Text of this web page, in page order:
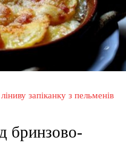
запіканку з пельменів
бринзово-